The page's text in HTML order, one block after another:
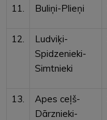
11. Buliņi-Plieņi
12.
Ludviķi-
Spidzenieki-
Simtnieki
13.
Apes ceļš-
Dārznieki-